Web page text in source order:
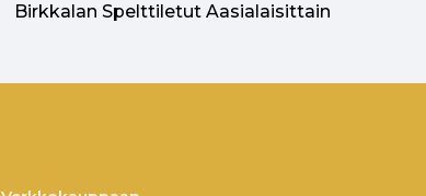
Birkkalan Spelttiletut Aasialaisittain